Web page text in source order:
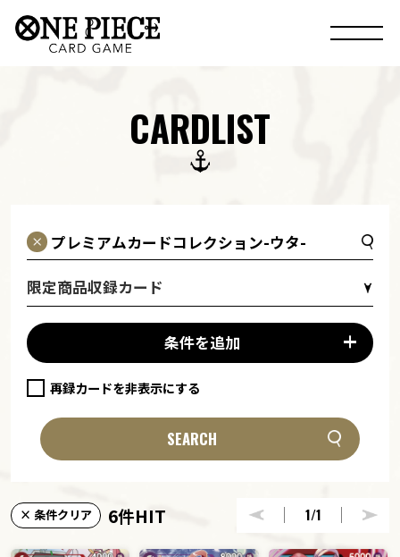
CARDLIST
限定商品収録カード
条件を追加
再録カードを非表示にする
SEARCH
× 条件クリア 6件HIT 1/1